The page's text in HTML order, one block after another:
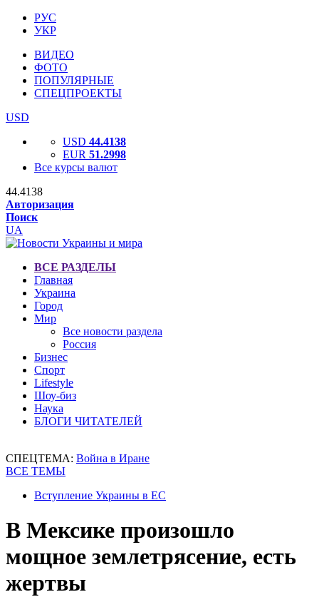
РУС
УКР
ВИДЕО
ФОТО
ПОПУЛЯРНЫЕ
СПЕЦПРОЕКТЫ
USD
USD 44.4138
EUR 51.2998
Все курсы валют
44.4138
Авторизация
Поиск
UA
ВСЕ РАЗДЕЛЫ
Главная
Украина
Город
Мир
Все новости раздела
Россия
Бизнес
Спорт
Lifestyle
Шоу-биз
Наука
БЛОГИ ЧИТАТЕЛЕЙ
СПЕЦТЕМА: Война в Иране
ВСЕ ТЕМЫ
Вступление Украины в ЕС
В Мексике произошло
мощное землетрясение, есть
жертвы